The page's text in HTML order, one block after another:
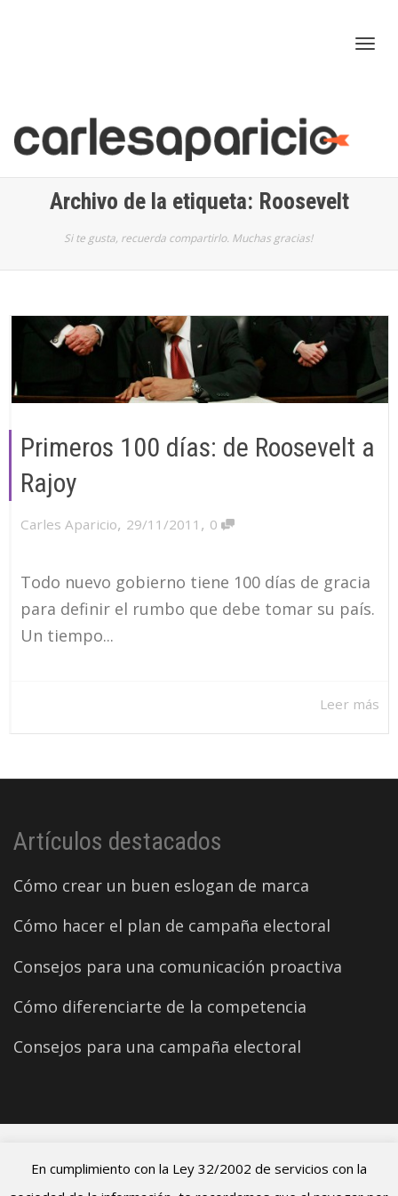
Archivo de la etiqueta: Roosevelt
Si te gusta, recuerda compartirlo. Muchas gracias!
Primeros 100 días: de Roosevelt a
Rajoy
Carles Aparicio, 29/11/2011 , 0
Todo nuevo gobierno tiene 100 días de gracia
para definir el rumbo que debe tomar su país.
Un tiempo...
Leer más
Artículos destacados
Cómo crear un buen eslogan de marca
Cómo hacer el plan de campaña electoral
Consejos para una comunicación proactiva
Cómo diferenciarte de la competencia
Consejos para una campaña electoral
©2026 Carles Aparicio
En cumplimiento con la Ley 32/2002 de servicios con la